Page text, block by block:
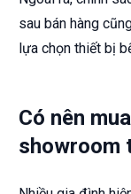
sau bán hàng
lựa chọn thiết bị
Có nên
showroom